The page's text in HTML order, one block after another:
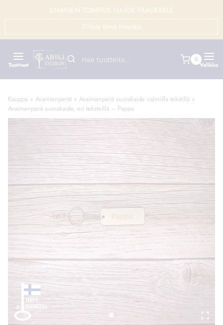
sisältöön
ILMAINEN TOIMITUS YLI 50€ TILAUKSILLE
Piilota tämä ilmoitus
Tuotteet
0
Valikko
Kauppa » Avaimenperät » Avaimenperä suorakaide valmiilla tekstillä »
Avaimenperä suorakaide, eri teksteillä – Pappa